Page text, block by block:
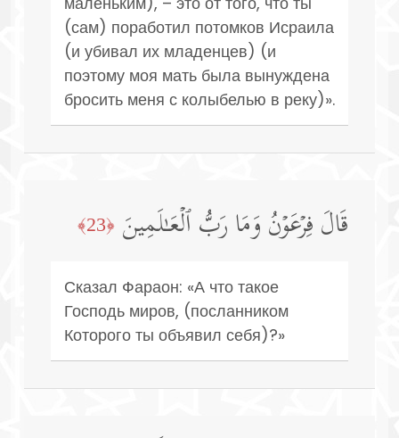
(сам) поработил потомков Исраила
(и убивал их младенцев) (и
поэтому моя мать была вынуждена
бросить меня с колыбелью в реку)».
قَالَ فِرۡعَوۡنُ وَمَا رَبُّ ٱلۡعَـٰلَمِینَ ﴿23﴾
Сказал Фараон: «А что такое
Господь миров, (посланником
Которого ты объявил себя)?»